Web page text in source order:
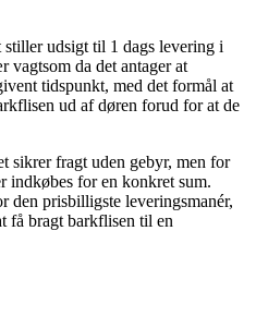
stiller udsigt til 1 dags levering i
da det antager at
tidspunkt, med det formål at
ud af døren forud for at de
sikrer fragt uden gebyr, men for
indkøbes for en konkret sum.
den prisbilligste leveringsmanér,
få bragt barkflisen til en